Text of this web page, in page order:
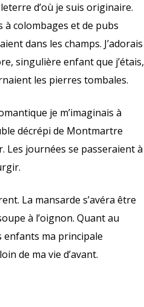
d’où je suis originaire.
à colombages et de pubs
dans les champs. J’adorais
singulière enfant que j’étais,
les pierres tombales.
je m’imaginais à
décrépi de Montmartre
Les journées se passeraient à
La mansarde s’avéra être
à l’oignon. Quant au
enfants ma principale
de ma vie d’avant.